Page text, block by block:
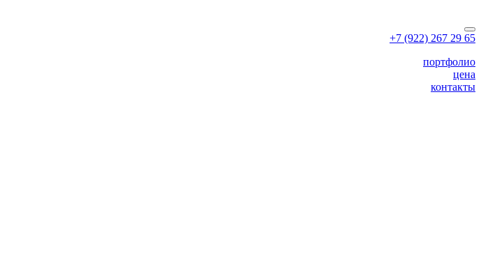
+7 (922) 267 29 65
портфолио
цена
контакты